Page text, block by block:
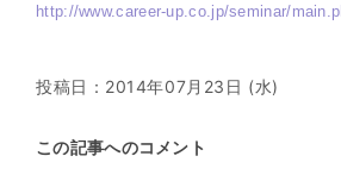
http://www.career-up.co.jp/seminar/
投稿日： 2014年07月23日 (水)
この記事へのコメント